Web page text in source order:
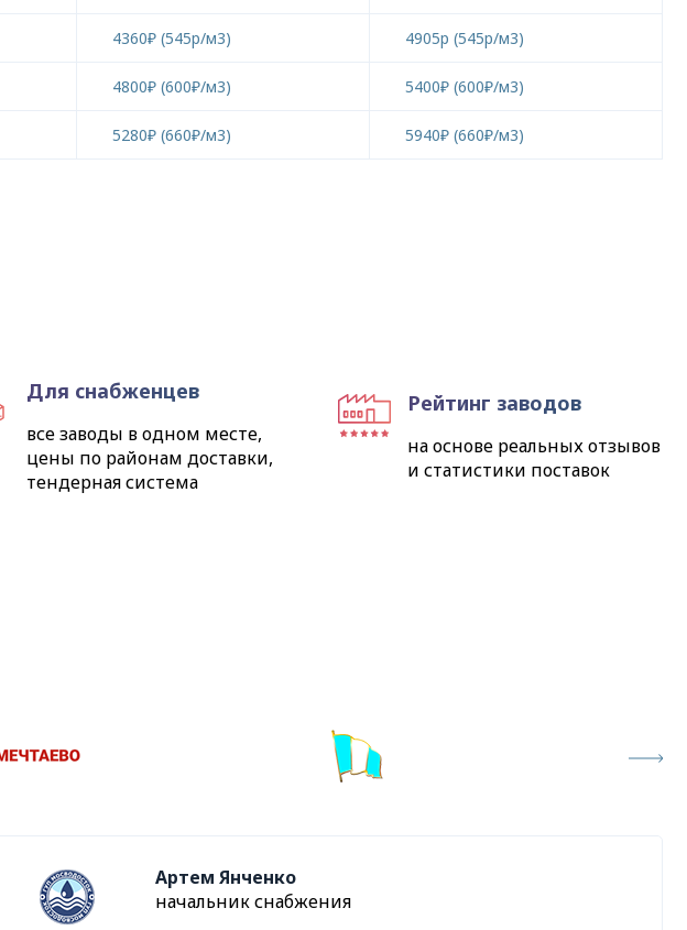
4360₽ (545р/м3) 4905р (545р/м3)
4800₽ (600₽/м3) 5400₽ (600₽/м3)
5280₽ (660₽/м3) 5940₽ (660₽/м3)
Для снабженцев
все заводы в одном месте,
цены по районам доставки,
тендерная система
Рейтинг заводов
на основе реальных отзывов
и статистики поставок
Артем Янченко
начальник снабжения